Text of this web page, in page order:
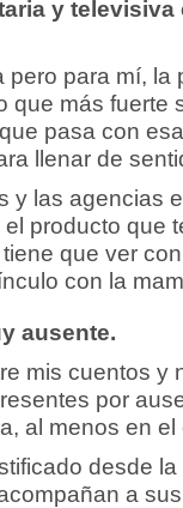
y
para mí, la
que más fuerte
pasa con
llenar de
y las agencias
producto que
que ver
con la
ausente.
mis cuentos y
por
al menos en
desde
a